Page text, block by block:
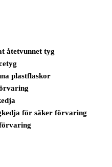
åtetvunnet tyg
plastflaskor
för säker förvaring